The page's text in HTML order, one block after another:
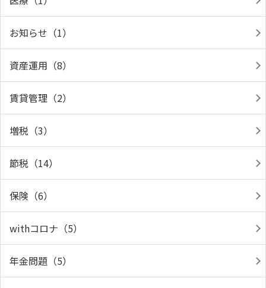
お知らせ（1）
資産運用（8）
賃貸管理（2）
増税（3）
節税（14）
保険（6）
withコロナ（5）
年金問題（5）